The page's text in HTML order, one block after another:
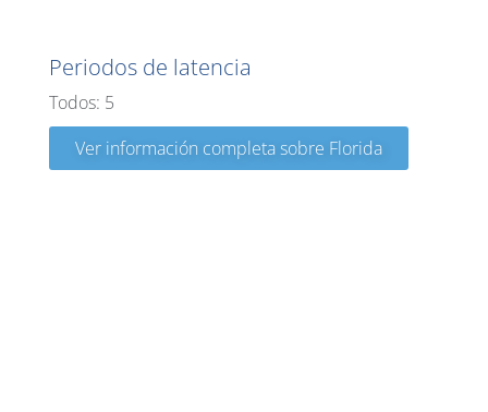
Periodos de latencia
Todos: 5
Ver información completa sobre Florida